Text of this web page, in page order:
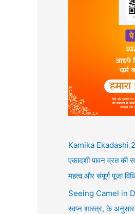
Kamika Ekadashi
एकादशी पावन व्रत की
महत्व और संपूर्ण पूजा
Seeing Camel in
स्वप्न शास्त्र, के